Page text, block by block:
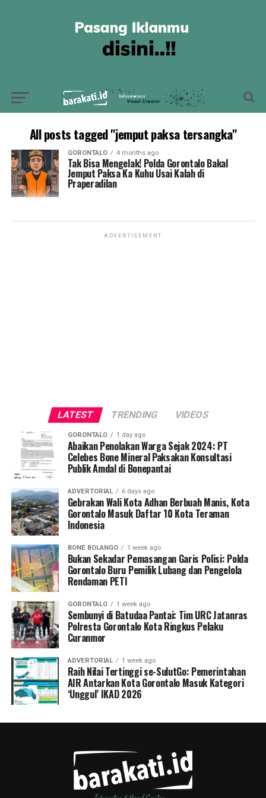
All posts tagged "jemput paksa tersangka"
GORONTALO 4 months ago
Tak Bisa Mengelak! Polda Gorontalo Bakal
Jemput Paksa Ka Kuhu Usai Kalah di
Praperadilan
ADVERTISEMENT
LATEST TRENDING VIDEOS
GORONTALO 1 day ago
Abaikan Penolakan Warga Sejak 2024: PT
Celebes Bone Mineral Paksakan Konsultasi
Publik Amdal di Bonepantai
ADVERTORIAL 6 days ago
Gebrakan Wali Kota Adhan Berbuah Manis, Kota
Gorontalo Masuk Daftar 10 Kota Teraman
Indonesia
BONE BOLANGO 1 week ago
Bukan Sekadar Pemasangan Garis Polisi: Polda
Gorontalo Buru Pemilik Lubang dan Pengelola
Rendaman PETI
GORONTALO 1 week ago
Sembunyi di Batudaa Pantai: Tim URC Jatanras
Polresta Gorontalo Kota Ringkus Pelaku
Curanmor
ADVERTORIAL 1 week ago
Raih Nilai Tertinggi se-SulutGo: Pemerintahan
AIR Antarkan Kota Gorontalo Masuk Kategori
‘Unggul’ IKAD 2026